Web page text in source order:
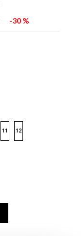
30 %
11 12